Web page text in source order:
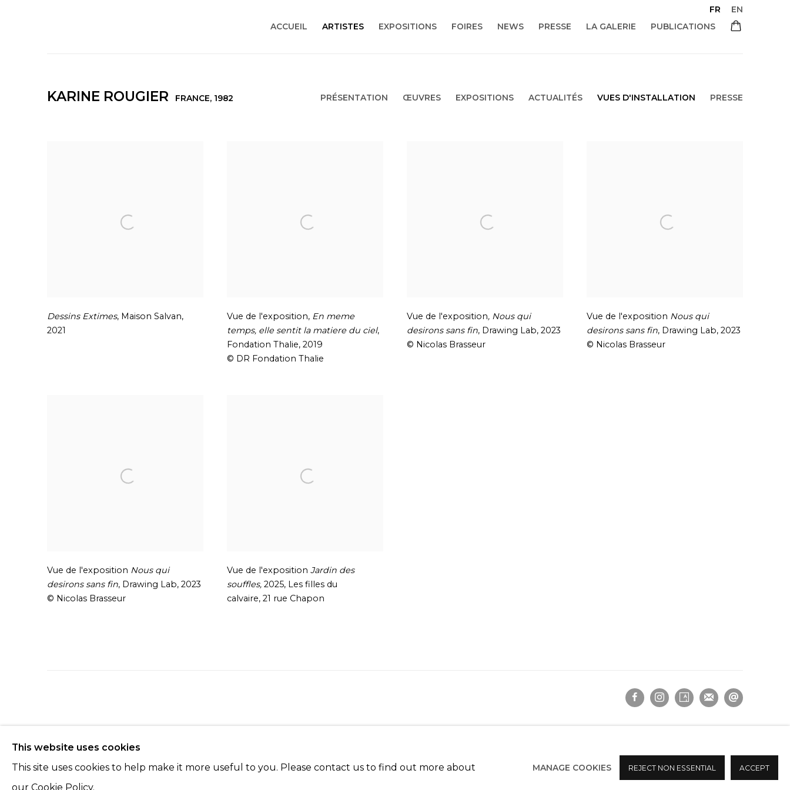
ACCUEIL ARTISTES EXPOSITIONS FOIRES NEWS PRESSE LA GALERIE PUBLICATIONS
FR EN
KARINE ROUGIER FRANCE, 1982 PRÉSENTATION ŒUVRES EXPOSITIONS ACTUALITÉS VUES D'INSTALLATION PRESSE
Dessins Extimes, Maison Salvan,
2021
Vue de l'exposition, En meme
temps, elle sentit la matiere du ciel,
Fondation Thalie, 2019
© DR Fondation Thalie
Vue de l'exposition, Nous qui
desirons sans fin, Drawing Lab, 2023
© Nicolas Brasseur
Vue de l'exposition Nous qui
desirons sans fin, Drawing Lab, 2023
© Nicolas Brasseur
Vue de l'exposition Nous qui
desirons sans fin, Drawing Lab, 2023
© Nicolas Brasseur
Vue de l'exposition Jardin des
souffles, 2025, Les filles du
calvaire, 21 rue Chapon
This website uses cookies
This site uses cookies to help make it more useful to you. Please contact us to find out more about
our Cookie Policy.
MANAGE COOKIES REJECT NON ESSENTIAL ACCEPT